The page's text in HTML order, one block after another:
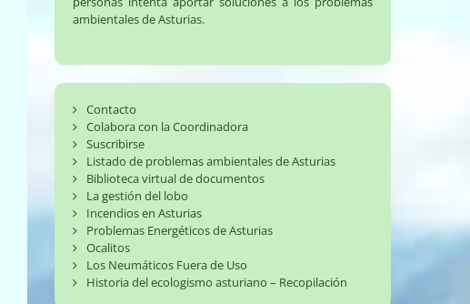
ambientales de Asturias.
Contacto
Colabora con la Coordinadora
Suscribirse
Listado de problemas ambientales de Asturias
Biblioteca virtual de documentos
La gestión del lobo
Incendios en Asturias
Problemas Energéticos de Asturias
Ocalitos
Los Neumáticos Fuera de Uso
Historia del ecologismo asturiano – Recopilación